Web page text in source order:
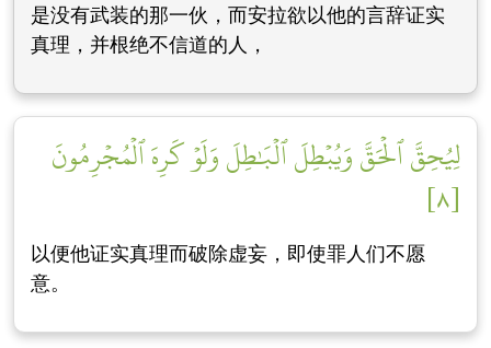
是没有武装的那一伙，而安拉欲以他的言辞证实
真理，并根绝不信道的人，
لِيُحِقَّ ٱلۡحَقَّ وَيُبۡطِلَ ٱلۡبَٰطِلَ وَلَوۡ كَرِهَ ٱلۡمُجۡرِمُونَ
[٨]
以便他证实真理而破除虚妄，即使罪人们不愿
意。